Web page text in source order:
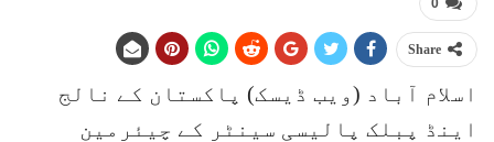
Share
اسلام آباد (ویب ڈیسک) پاکستان کے نالج
اینڈ پبلک پالیسی سینٹر کے چیئرمین